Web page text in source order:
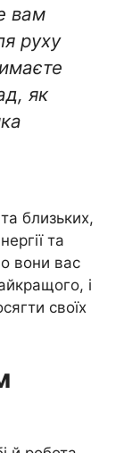
вам
руху
як
близьких,
та
вони вас
і
своїх